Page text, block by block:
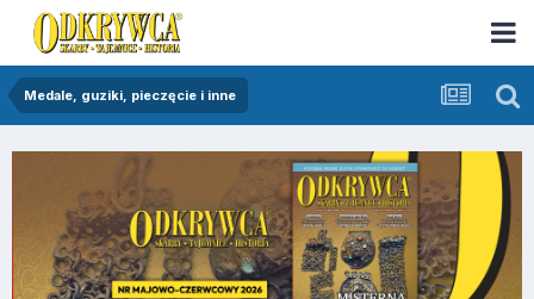
Medale, guziki, pieczęcie i inne